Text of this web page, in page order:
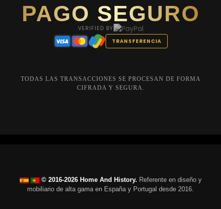
PAGO SEGURO
VERIFIED BY
TRANSFERENCIA
TODAS LAS TRANSACCIONES SE PROCESAN DE FORMA
CIFRADA Y SEGURA.
© 2016-2026 Home And History. Referente en diseño y
mobiliario de alta gama en España y Portugal desde 2016.